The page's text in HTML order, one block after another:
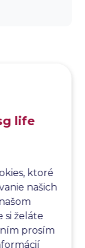
life
ktoré
našich
si želáte
prosím